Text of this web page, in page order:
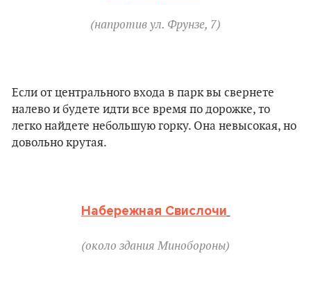
(напротив ул. Фрунзе, 7)
Если от центрального входа в парк вы свернете
налево и будете идти все время по дорожке, то
легко найдете небольшую горку. Она невысокая, но
довольно крутая.
Набережная Свислочи
(около здания Минобороны)